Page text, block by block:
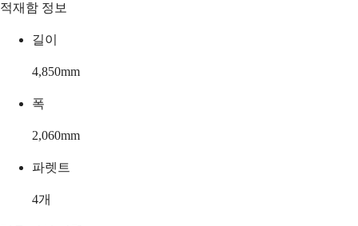
적재함 정보
길이
4,850mm
폭
2,060mm
파렛트
4개